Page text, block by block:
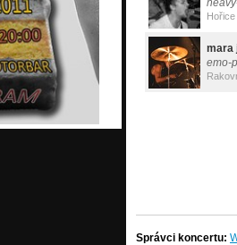
Hořice
mara
emo-
Správci koncertu: